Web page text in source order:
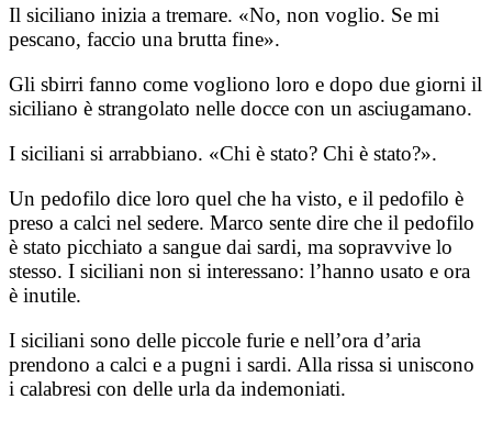
Il siciliano inizia a tremare. «No, non voglio. Se mi
pescano, faccio una brutta fine».
Gli sbirri fanno come vogliono loro e dopo due giorni il
siciliano è strangolato nelle docce con un asciugamano.
I siciliani si arrabbiano. «Chi è stato? Chi è stato?».
Un pedofilo dice loro quel che ha visto, e il pedofilo è
preso a calci nel sedere. Marco sente dire che il pedofilo
è stato picchiato a sangue dai sardi, ma sopravvive lo
stesso. I siciliani non si interessano: l’hanno usato e ora
è inutile.
I siciliani sono delle piccole furie e nell’ora d’aria
prendono a calci e a pugni i sardi. Alla rissa si uniscono
i calabresi con delle urla da indemoniati.